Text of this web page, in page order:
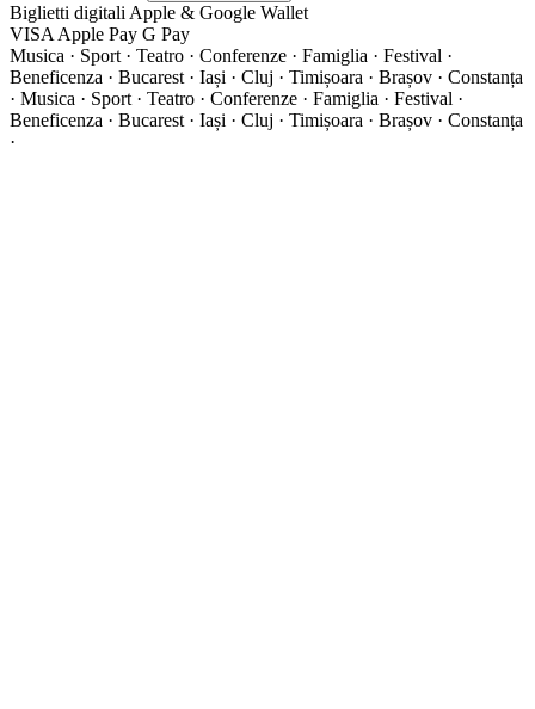
Biglietti digitali Apple & Google Wallet
VISA Apple Pay G Pay
Musica · Sport · Teatro · Conferenze · Famiglia · Festival ·
Beneficenza · Bucarest · Iași · Cluj · Timișoara · Brașov · Constanța
· Musica · Sport · Teatro · Conferenze · Famiglia · Festival ·
Beneficenza · Bucarest · Iași · Cluj · Timișoara · Brașov · Constanța
·